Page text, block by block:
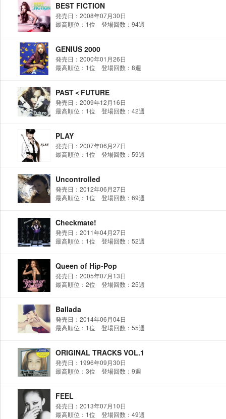
BEST FICTION
発売日：2008年07月30日
最高順位：1位 登場回数：94週
GENIUS 2000
発売日：2000年01月26日
最高順位：1位 登場回数：8週
PAST＜FUTURE
発売日：2009年12月16日
最高順位：1位 登場回数：42週
PLAY
発売日：2007年06月27日
最高順位：1位 登場回数：59週
Uncontrolled
発売日：2012年06月27日
最高順位：1位 登場回数：69週
Checkmate!
発売日：2011年04月27日
最高順位：1位 登場回数：52週
Queen of Hip-Pop
発売日：2005年07月13日
最高順位：2位 登場回数：25週
Ballada
発売日：2014年06月04日
最高順位：1位 登場回数：55週
ORIGINAL TRACKS VOL.1
発売日：1996年09月30日
最高順位：3位 登場回数：9週
FEEL
発売日：2013年07月10日
最高順位：1位 登場回数：49週